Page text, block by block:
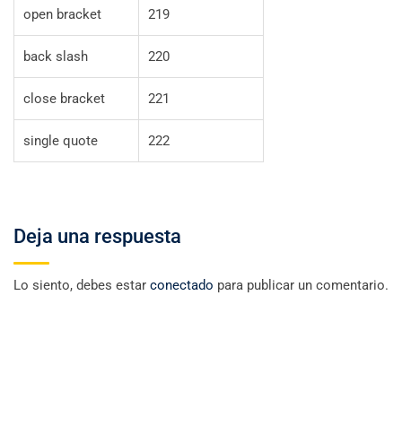
open bracket 219
back slash 220
close bracket 221
single quote 222
Deja una respuesta
Lo siento, debes estar conectado para publicar un comentario.